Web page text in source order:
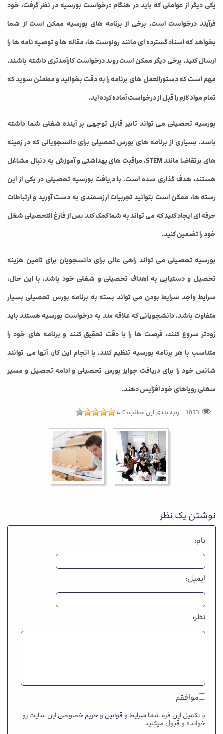
یکی دیگر از عواملی که باید در هنگام درخواست بورسیه در نظر گرفت، خود
فرآیند درخواست است. برخی از برنامه های بورسیه ممکن است از شما
بخواهد که اسناد گسترده ای مانند رونوشت ها، مقاله ها و توصیه نامه ها را
ارسال کنید. برخی دیگر ممکن است روند درخواست کارآمدتری داشته باشند.
مهم است که دستورالعمل های برنامه را به دقت بخوانید و مطمئن شوید که
تمام مواد لازم را قبل از درخواست آماده کرده اید.
بورسیه تحصیلی می تواند تاثیر قابل توجهی بر آینده شغلی شما داشته
باشد. بسیاری از برنامه های بورس تحصیلی برای دانشجویانی که در زمینه
های پرتقاضا مانند STEM، مراقبت های بهداشتی و آموزش به دنبال مشاغل
هستند، هدف گذاری شده است. با دریافت بورسیه تحصیلی در یکی از این
رشته ها، ممکن است بتوانید تجربیات ارزشمندی به دست آورید و ارتباطات
حرفه ای ایجاد کنید که می تواند به شما کمک کند پس از فارغ التحصیلی شغل
خود را تضمین کنید.
بورسیه تحصیلی می تواند راهی عالی برای دانشجویان برای تامین هزینه
تحصیل و دستیابی به اهداف تحصیلی و شغلی خود باشد. با این حال،
شرایط واجد شرایط بودن می تواند بسته به برنامه بورس تحصیلی بسیار
متفاوت باشد. دانشجویانی که علاقه مند به درخواست بورسیه هستند باید
زودتر شروع کنند، فرصت ها را با دقت تحقیق کنند و برنامه های خود را
متناسب با هر برنامه بورسیه تنظیم کنند. با انجام این کار، آنها می توانند
شانس خود را برای دریافت جوایز بورس تحصیلی و ادامه تحصیل و مسیر
شغلی رویاهای خود افزایش دهند.
1033 رتبه بندی این مطلب: 4.0
نوشتن یک نظر
نام:
ایمیل:
نظر:
موافقم
با تکمیل این فرم شما شرایط و قوانین و حریم خصوصی این سایت رو
خوانده و قبول میکنید